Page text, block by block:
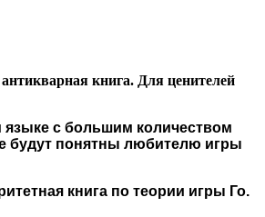
книга. Для ценителей
языке с большим количеством
будут понятны любителю игры
книга по теории игры Го.